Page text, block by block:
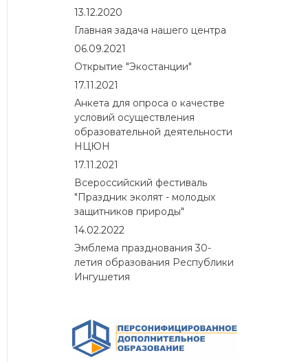
13.12.2020
Главная задача нашего центра
06.09.2021
Открытие "Экостанции"
17.11.2021
Анкета для опроса о качестве
условий осуществления
образовательной деятельности
НЦЮН
17.11.2021
Всероссийский фестиваль
"Праздник эколят - молодых
защитников природы"
14.02.2022
Эмблема празднования 30-
летия образования Республики
Ингушетия